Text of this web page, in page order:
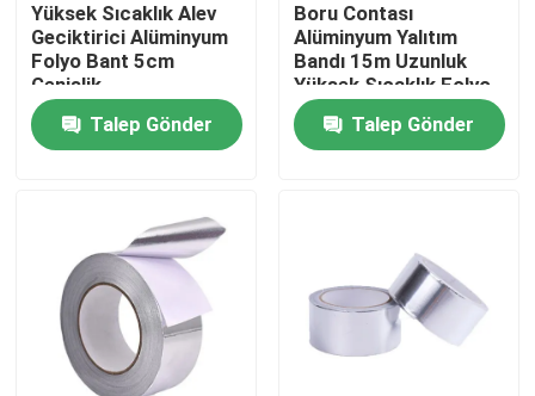
Isı Yalıtım Cam Yünü
Cam yünü levha
Poliüretan Sandviç panel
EPS sandviç panel
Yüksek Sıcaklık Alev
Geciktirici Alüminyum
Folyo Bant 5cm
Genişlik
Talep Gönder
Boru Contası
Alüminyum Yalıtım
Bandı 15m Uzunluk
Yüksek Sıcaklık Folyo
Bant
Talep Gönder